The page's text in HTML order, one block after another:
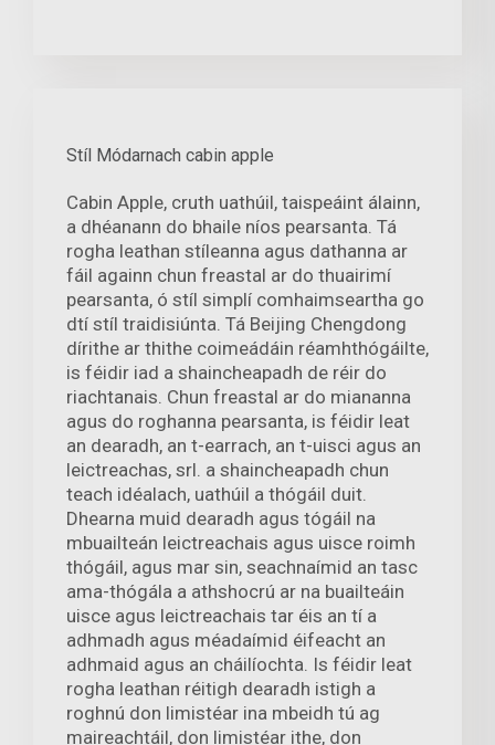
Stíl Módarnach cabin apple
Cabin Apple, cruth uathúil, taispeáint álainn,
a dhéanann do bhaile níos pearsanta. Tá
rogha leathan stíleanna agus dathanna ar
fáil againn chun freastal ar do thuairimí
pearsanta, ó stíl simplí comhaimseartha go
dtí stíl traidisiúnta. Tá Beijing Chengdong
dírithe ar thithe coimeádáin réamhthógáilte,
is féidir iad a shaincheapadh de réir do
riachtanais. Chun freastal ar do miananna
agus do roghanna pearsanta, is féidir leat
an dearadh, an t-earrach, an t-uisci agus an
leictreachas, srl. a shaincheapadh chun
teach idéalach, uathúil a thógáil duit.
Dhearna muid dearadh agus tógáil na
mbuailteán leictreachais agus uisce roimh
thógáil, agus mar sin, seachnaímid an tasc
ama-thógála a athshocrú ar na buailteáin
uisce agus leictreachais tar éis an tí a
adhmadh agus méadaímid éifeacht an
adhmaid agus an cháilíochta. Is féidir leat
rogha leathan réitigh dearadh istigh a
roghnú don limistéar ina mbeidh tú ag
maireachtáil, don limistéar ithe, don